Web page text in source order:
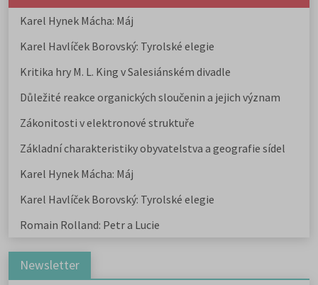
Karel Hynek Mácha: Máj
Karel Havlíček Borovský: Tyrolské elegie
Kritika hry M. L. King v Salesiánském divadle
Důležité reakce organických sloučenin a jejich význam
Zákonitosti v elektronové struktuře
Základní charakteristiky obyvatelstva a geografie sídel
Karel Hynek Mácha: Máj
Karel Havlíček Borovský: Tyrolské elegie
Romain Rolland: Petr a Lucie
Newsletter